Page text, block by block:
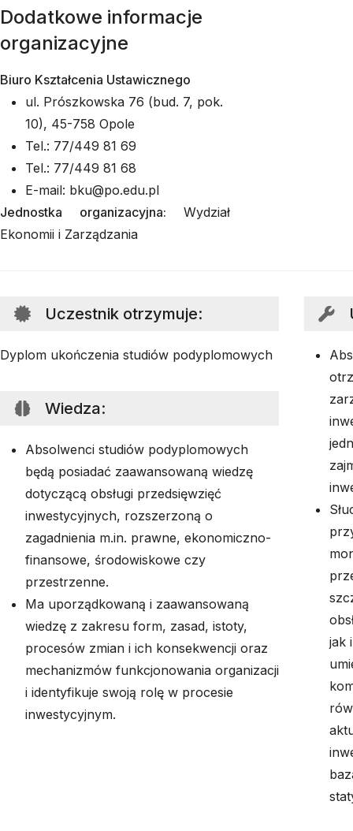
Dodatkowe informacje
organizacyjne
Biuro Kształcenia Ustawicznego
ul. Prószkowska 76 (bud. 7, pok.
10), 45-758 Opole
Tel.: 77/449 81 69
Tel.: 77/449 81 68
E-mail: bku@po.edu.pl
Jednostka organizacyjna: Wydział
Ekonomii i Zarządzania
Uczestnik otrzymuje:
Dyplom ukończenia studiów podyplomowych
Wiedza:
Absolwenci studiów podyplomowych
będą posiadać zaawansowaną wiedzę
dotyczącą obsługi przedsięwzięć
inwestycyjnych, rozszerzoną o
zagadnienia m.in. prawne, ekonomiczno-
finansowe, środowiskowe czy
przestrzenne.
Ma uporządkowaną i zaawansowaną
wiedzę z zakresu form, zasad, istoty,
procesów zmian i ich konsekwencji oraz
mechanizmów funkcjonowania organizacji
i identyfikuje swoją rolę w procesie
inwestycyjnym.
jak